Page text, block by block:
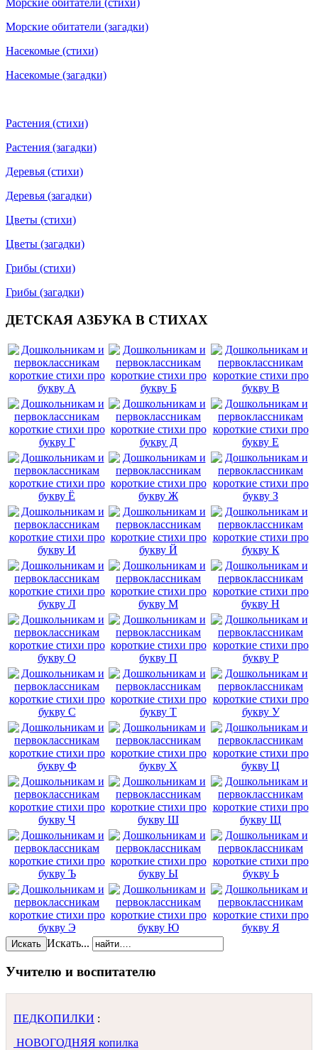
Морские обитатели (стихи)
Морские обитатели (загадки)
Насекомые (стихи)
Насекомые (загадки)
Растения (стихи)
Растения (загадки)
Деревья (стихи)
Деревья (загадки)
Цветы (стихи)
Цветы (загадки)
Грибы (стихи)
Грибы (загадки)
ДЕТСКАЯ АЗБУКА В СТИХАХ
Искать Искать...
Учителю и воспитателю
ПЕДКОПИЛКИ :
НОВОГОДНЯЯ копилка